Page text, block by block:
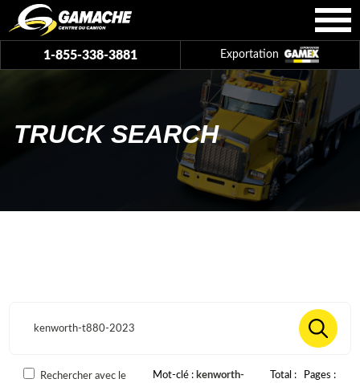
1-855-338-3881 Exportation
TRUCK SEARCH
Rechercher avec le
Mot-clé
kenworth-
Total
Pages